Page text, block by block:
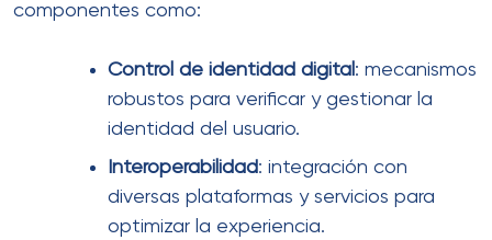
componentes como:
Control de identidad digital : mecanismos
robustos para verificar y gestionar la
identidad del usuario.
Interoperabilidad: integración con
diversas plataformas y servicios para
optimizar la experiencia.